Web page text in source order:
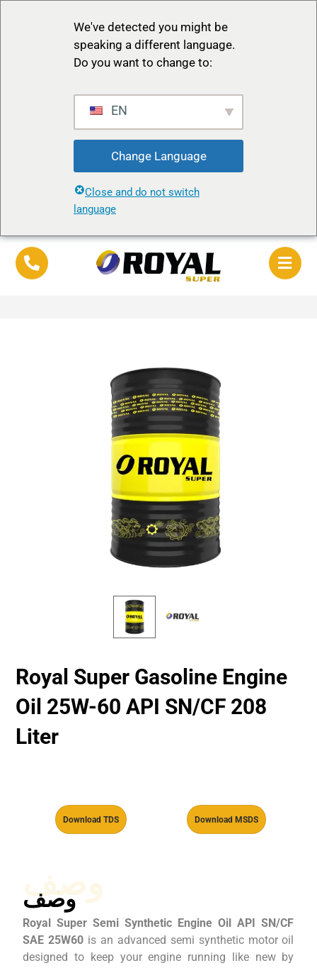
We've detected you might be
speaking a different language.
Do you want to change to:
EN
Change Language
Close and do not switch
language
Royal Super Gasoline Engine
Oil 25W-60 API SN/CF 208
Liter
Download TDS Download MSDS
وصف
وصف
Royal Super Semi Synthetic Engine Oil API SN/CF
SAE 25W60 is an advanced semi synthetic motor oil
designed to keep your engine running like new by